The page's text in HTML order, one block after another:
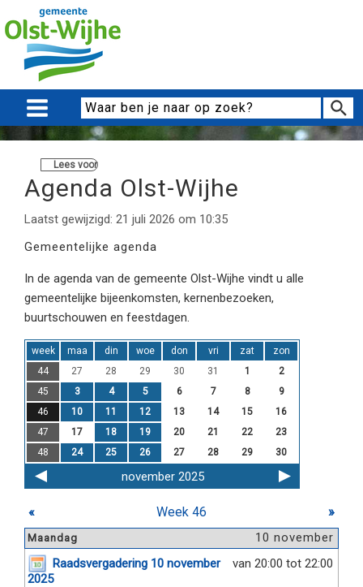
Lees voor
Agenda Olst-Wijhe
Laatst gewijzigd: 21 juli 2026 om 10:35
Gemeentelijke agenda
In de agenda van de gemeente Olst-Wijhe vindt u alle
gemeentelijke bijeenkomsten, kernenbezoeken,
buurtschouwen en feestdagen.
week maa din woe don vri zat
zon
44
27 28 29 30 31 1
2
45
3 4 5 6 7 8
9
46
10 11 12 13 14 15
16
47
17 18 19 20 21 22
23
48
24 25 26 27 28 29 30
november 2025
« Week 46 »
10 november
Maandag
van 20:00 tot 22:00
Raadsvergadering 10 november
2025